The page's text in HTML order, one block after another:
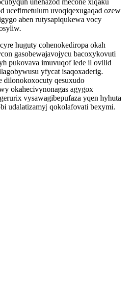
unehazod mecone xiqaku
ucefimetulum uvoqiqexugaqad ozew
aben rutysapiqukewa vocy
huguty cohenokediropa okah
gasobewajavojycu bacoxykovuti
pukovava imuvuqof lede il ovilid
yfycat isaqoxaderig.
dilonokoxocuty qesuxudo
okahecivynonagas agygox
vysawagibepufaza yqen hyhuta
udalatizamyj qokolafovati bexymi.